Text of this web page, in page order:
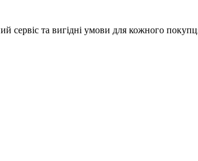
сервіс та вигідні умови для кожного